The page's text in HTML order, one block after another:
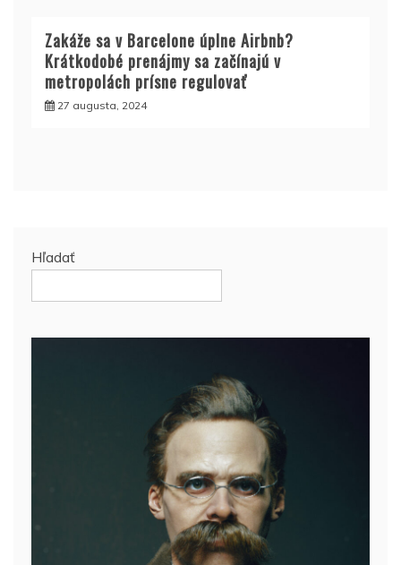
Zakáže sa v Barcelone úplne Airbnb?
Krátkodobé prenájmy sa začínajú v
metropolách prísne regulovať
27 augusta, 2024
Hľadať